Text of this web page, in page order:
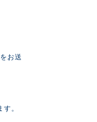
お送
。